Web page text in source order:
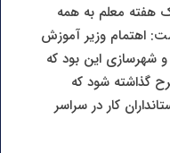
هفته معلم به همه
اهتمام وزیر آموزش
شهرسازی این بود که
گذاشته شود که
کار در سراسر